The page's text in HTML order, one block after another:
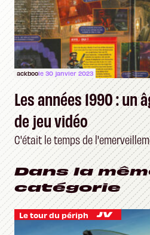
ackboole 30 janvier 2023
Les années 1990 : un
de jeu vidéo
C'était le temps de
Dans la
catégorie
Le tour du périph